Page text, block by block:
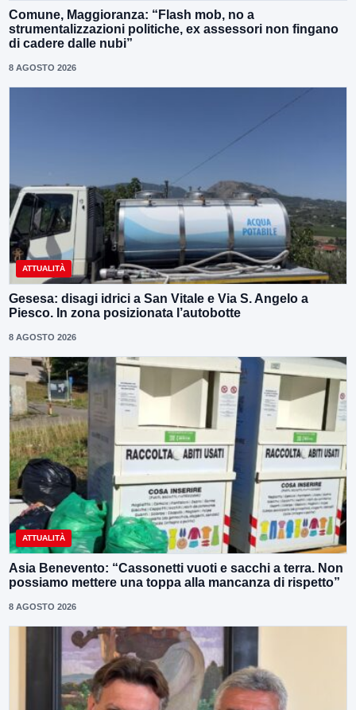
Comune, Maggioranza: “Flash mob, no a
strumentalizzazioni politiche, ex assessori non fingano
di cadere dalle nubi”
8 AGOSTO 2026
ATTUALITÀ
Gesesa: disagi idrici a San Vitale e Via S. Angelo a
Piesco. In zona posizionata l’autobotte
8 AGOSTO 2026
ATTUALITÀ
Asia Benevento: “Cassonetti vuoti e sacchi a terra. Non
possiamo mettere una toppa alla mancanza di rispetto”
8 AGOSTO 2026